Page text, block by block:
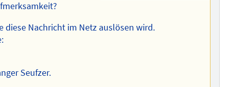
diese Nachricht im Netz auslösen wird.
Seufzer.